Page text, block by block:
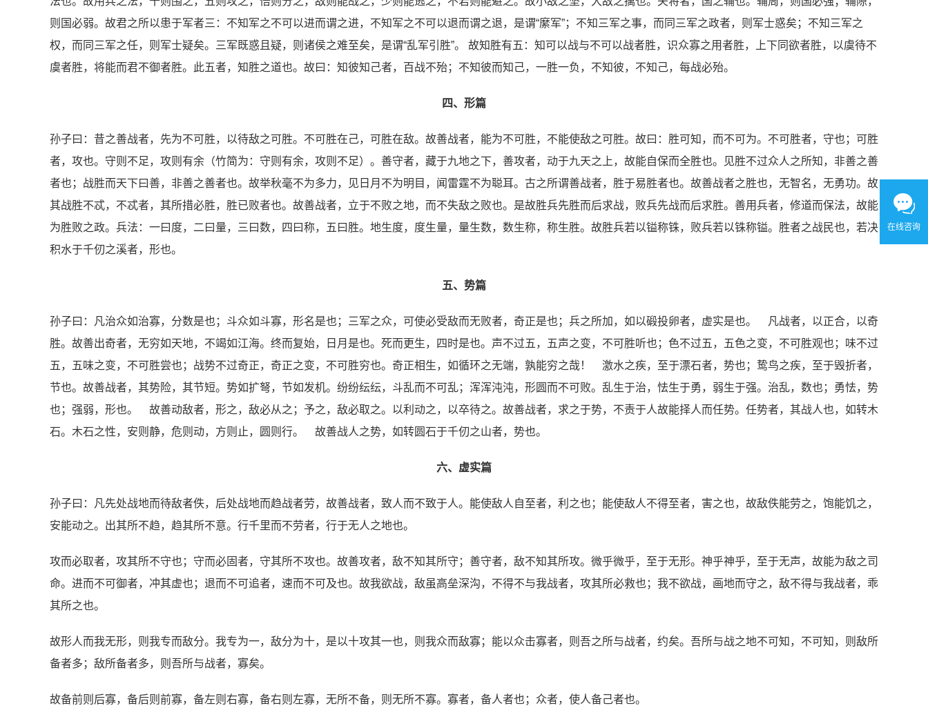
则国必弱。故君之所以患于军者三：不知军之不可以进而谓之进，不知军之不可以退而谓之退，是谓“縻军”；不知三军之事，而同三军之政者，则军士惑矣；不知三军之
权，而同三军之任，则军士疑矣。三军既惑且疑，则诸侯之难至矣，是谓“乱军引胜”。 故知胜有五：知可以战与不可以战者胜，识众寡之用者胜，上下同欲者胜，以虞待不
虞者胜，将能而君不御者胜。此五者，知胜之道也。故曰：知彼知己者，百战不殆；不知彼而知己，一胜一负，不知彼，不知己，每战必殆。
四、形篇
孙子曰：昔之善战者，先为不可胜，以待敌之可胜。不可胜在己，可胜在敌。故善战者，能为不可胜，不能使敌之可胜。故曰：胜可知，而不可为。不可胜者，守也；可胜
者，攻也。守则不足，攻则有余（竹简为：守则有余，攻则不足）。善守者，藏于九地之下，善攻者，动于九天之上，故能自保而全胜也。见胜不过众人之所知，非善之善
者也；战胜而天下曰善，非善之善者也。故举秋毫不为多力，见日月不为明目，闻雷霆不为聪耳。古之所谓善战者，胜于易胜者也。故善战者之胜也，无智名，无勇功。故
其战胜不忒，不忒者，其所措必胜，胜已败者也。故善战者，立于不败之地，而不失敌之败也。是故胜兵先胜而后求战，败兵先战而后求胜。善用兵者，修道而保法，故能
为胜败之政。兵法：一曰度，二曰量，三曰数，四曰称，五曰胜。地生度，度生量，量生数，数生称，称生胜。故胜兵若以镒称铢，败兵若以铢称镒。胜者之战民也，若决
积水于千仞之溪者，形也。
五、 势篇
孙子曰：凡治众如治寡，分数是也；斗众如斗寡，形名是也；三军之众，可使必受敌而无败者，奇正是也；兵之所加，如以碫投卵者，虚实是也。 凡战者，以正合，以奇
胜。故善出奇者，无穷如天地，不竭如江海。终而复始，日月是也。死而更生，四时是也。声不过五，五声之变，不可胜听也；色不过五，五色之变，不可胜观也；味不过
五，五味之变，不可胜尝也；战势不过奇正，奇正之变，不可胜穷也。奇正相生，如循环之无端，孰能穷之哉！ 激水之疾，至于漂石者，势也；鸷鸟之疾，至于毁折者，
节也。故善战者，其势险，其节短。势如扩弩，节如发机。纷纷纭纭，斗乱而不可乱；浑浑沌沌，形圆而不可败。乱生于治，怯生于勇，弱生于强。治乱，数也；勇怯，势
也；强弱，形也。 故善动敌者，形之，敌必从之；予之，敌必取之。以利动之，以卒待之。故善战者，求之于势，不责于人故能择人而任势。任势者，其战人也，如转木
石。木石之性，安则静，危则动，方则止，圆则行。 故善战人之势，如转圆石于千仞之山者，势也。
六、虚实篇
孙子曰：凡先处战地而待敌者佚，后处战地而趋战者劳，故善战者，致人而不致于人。能使敌人自至者，利之也；能使敌人不得至者，害之也，故敌佚能劳之，饱能饥之，
安能动之。出其所不趋，趋其所不意。行千里而不劳者，行于无人之地也。
攻而必取者，攻其所不守也；守而必固者，守其所不攻也。故善攻者，敌不知其所守；善守者，敌不知其所攻。微乎微乎，至于无形。神乎神乎，至于无声，故能为敌之司
命。进而不可御者，冲其虚也；退而不可追者，速而不可及也。故我欲战，敌虽高垒深沟，不得不与我战者，攻其所必救也；我不欲战，画地而守之，敌不得与我战者，乖
其所之也。
故形人而我无形，则我专而敌分。我专为一，敌分为十，是以十攻其一也，则我众而敌寡；能以众击寡者，则吾之所与战者，约矣。吾所与战之地不可知，不可知，则敌所
备者多；敌所备者多，则吾所与战者，寡矣。
故备前则后寡，备后则前寡，备左则右寡，备右则左寡，无所不备，则无所不寡。寡者，备人者也；众者，使人备己者也。
在线咨询